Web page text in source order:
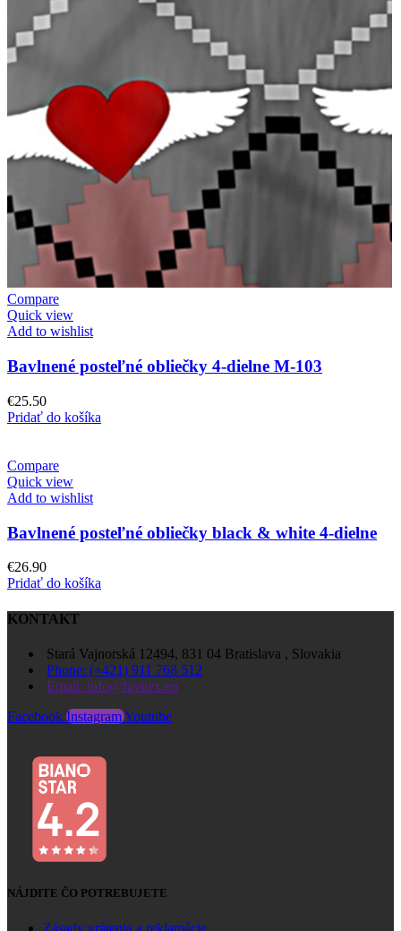
Compare
Quick view
Add to wishlist
Bavlnené posteľné obliečky 4-dielne M-103
€25.50
Pridať do košíka
Compare
Quick view
Add to wishlist
Bavlnené posteľné obliečky black & white 4-dielne
€26.90
Pridať do košíka
KONTAKT
Stará Vajnorská 12494, 831 04 Bratislava , Slovakia
Phone: (+421) 911 768 512
Email: info@favitex.eu
Facebook InstagramYoutube
NÁJDITE ČO POTREBUJETE